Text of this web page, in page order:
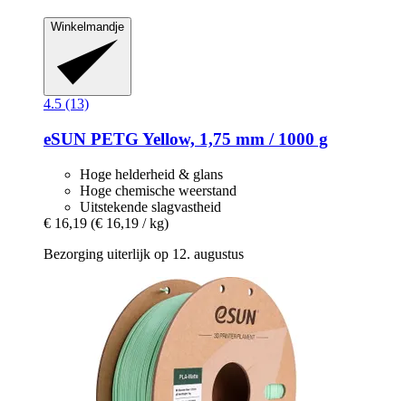
Winkelmandje
4.5 (13)
eSUN PETG Yellow, 1,75 mm / 1000 g
Hoge helderheid & glans
Hoge chemische weerstand
Uitstekende slagvastheid
€ 16,19 (€ 16,19 / kg)
Bezorging uiterlijk op 12. augustus